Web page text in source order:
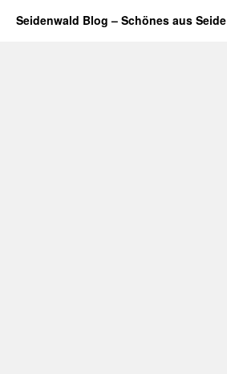
Seidenwald Blog – Schönes aus Seide